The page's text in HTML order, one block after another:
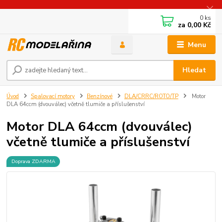
Menu
Hledat
0 ks
za 0,00 Kč
Úvod Spalovací motory Benzínové DLA/CRRC/ROTO/TP
Motor
DLA 64ccm (dvouválec) včetně tlumiče a příslušenství
Motor DLA 64ccm (dvouválec)
včetně tlumiče a příslušenství
Doprava ZDARMA